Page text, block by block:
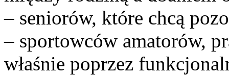
– seniorów, które chcą
– sportowców amatorów,
właśnie poprzez